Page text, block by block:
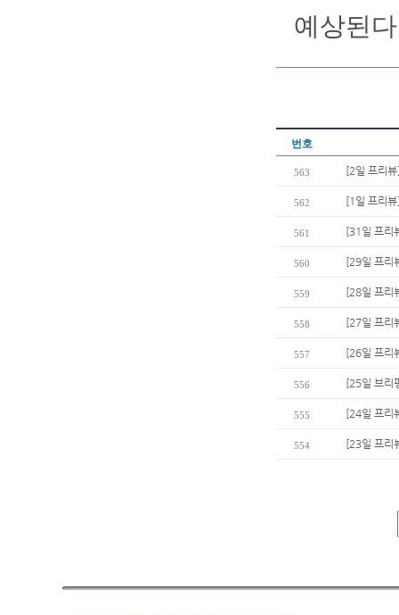
예상된
번호
563 [2일 프리
562 [1일 프리
561 [31일 프리
560 [29일 프리
559 [28일 프리
558 [27일 프리
557 [26일 프리
556 [25일 브리
555 [24일 프리
554 [23일 프리